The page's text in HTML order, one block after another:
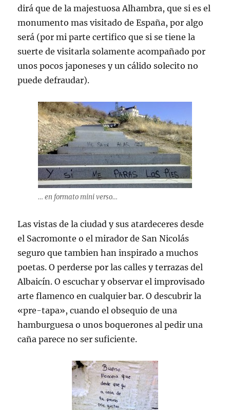
dirá que de la majestuosa Alhambra, que si es el
monumento mas visitado de España, por algo
será (por mi parte certifico que si se tiene la
suerte de visitarla solamente acompañado por
unos pocos japoneses y un cálido solecito no
puede defraudar).
… en formato mini verso…
Las vistas de la ciudad y sus atardeceres desde
el Sacromonte o el mirador de San Nicolás
seguro que tambien han inspirado a muchos
poetas. O perderse por las calles y terrazas del
Albaicín. O escuchar y observar el improvisado
arte flamenco en cualquier bar. O descubrir la
«pre-tapa», cuando el obsequio de una
hamburguesa o unos boquerones al pedir una
caña parece no ser suficiente.